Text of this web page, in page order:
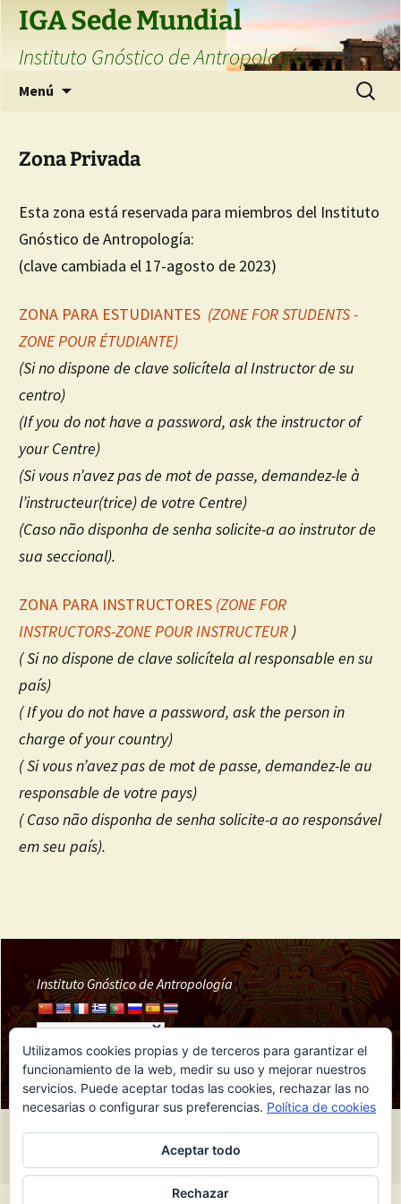
Saltar
contenido
IGA Sede Mundial
Instituto Gnóstico de Antropología
Menú Buscar:
Zona Privada
Esta zona está reservada para miembros del Instituto
Gnóstico de Antropología:
(clave cambiada el 17-agosto de 2023)
ZONA PARA ESTUDIANTES (ZONE FOR STUDENTS -
ZONE POUR ÉTUDIANTE)
(Si no dispone de clave solicítela al Instructor de su
centro)
(If you do not have a password, ask the instructor of
your Centre)
(Si vous n’avez pas de mot de passe, demandez-le à
l’instructeur(trice) de votre Centre)
(Caso não disponha de senha solicite-a ao instrutor de
sua seccional).
ZONA PARA INSTRUCTORES (ZONE FOR
INSTRUCTORS-ZONE POUR INSTRUCTEUR )
( Si no dispone de clave solicítela al responsable en su
país)
( If you do not have a password, ask the person in
charge of your country)
( Si vous n’avez pas de mot de passe, demandez-le au
responsable de votre pays)
( Caso não disponha de senha solicite-a ao responsável
em seu país).
Instituto Gnóstico de Antropología
Funciona gracias a IGA
Utilizamos cookies propias y de terceros para garantizar el
funcionamiento de la web, medir su uso y mejorar nuestros
servicios. Puede aceptar todas las cookies, rechazar las no
necesarias o configurar sus preferencias. Política de cookies
Aceptar todo
Rechazar